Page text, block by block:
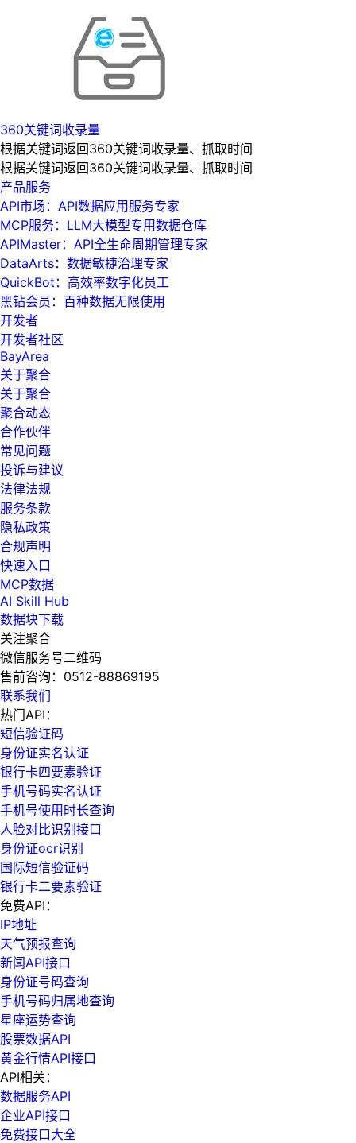
360关键词收录量
根据关键词返回360关键词收录量、抓取时间
根据关键词返回360关键词收录量、抓取时间
产品服务
API市场：API数据应用服务专家
MCP服务：LLM大模型专用数据仓库
APIMaster：API全生命周期管理专家
DataArts：数据敏捷治理专家
QuickBot：高效率数字化员工
黑钻会员：百种数据无限使用
开发者
开发者社区
BayArea
关于聚合
关于聚合
聚合动态
合作伙伴
常见问题
投诉与建议
法律法规
服务条款
隐私政策
合规声明
快速入口
MCP数据
AI Skill Hub
数据块下载
关注聚合
微信服务号二维码
售前咨询： 0512-88869195
联系我们
热门API：
短信验证码
身份证实名认证
银行卡四要素验证
手机号码实名认证
手机号使用时长查询
人脸对比识别接口
身份证ocr识别
国际短信验证码
银行卡二要素验证
免费API：
IP地址
天气预报查询
新闻API接口
身份证号码查询
手机号码归属地查询
星座运势查询
股票数据API
黄金行情API接口
API相关：
数据服务API
企业API接口
免费接口大全